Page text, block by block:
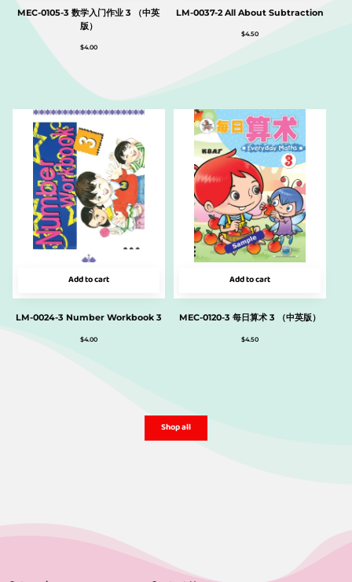
MEC-0105-3 数学入门作业 3 （中英
版）
$4.00
LM-0037-2 All About Subtraction
$4.50
Add to cart
LM-0024-3 Number Workbook 3
$4.00
Add to cart
MEC-0120-3 每日算术 3 （中英版）
$4.50
Shop all